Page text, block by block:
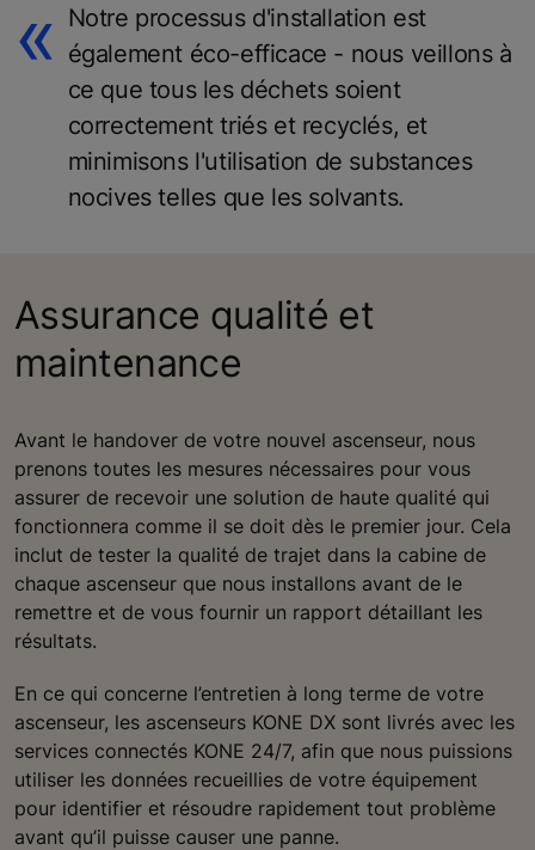
Notre processus d'installation est
également éco-efficace - nous veillons à
ce que tous les déchets soient
correctement triés et recyclés, et
minimisons l'utilisation de substances
nocives telles que les solvants.
Assurance qualité et
maintenance
Avant le handover de votre nouvel ascenseur, nous
prenons toutes les mesures nécessaires pour vous
assurer de recevoir une solution de haute qualité qui
fonctionnera comme il se doit dès le premier jour. Cela
inclut de tester la qualité de trajet dans la cabine de
chaque ascenseur que nous installons avant de le
remettre et de vous fournir un rapport détaillant les
résultats.
En ce qui concerne l’entretien à long terme de votre
ascenseur, les ascenseurs KONE DX sont livrés avec les
services connectés KONE 24/7, afin que nous puissions
utiliser les données recueillies de votre équipement
pour identifier et résoudre rapidement tout problème
avant qu’il puisse causer une panne.